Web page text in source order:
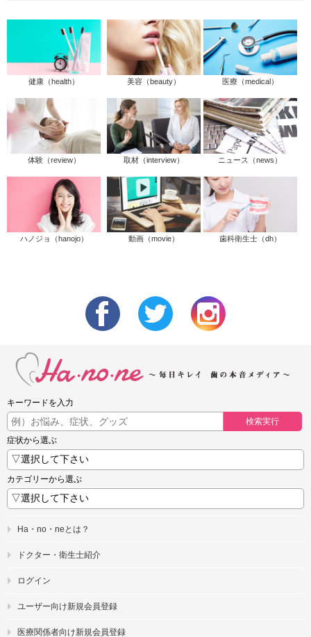
健康（health） 美容（beauty） 医療（medical）
体験（review） 取材（interview） ニュース（news）
ハノジョ（hanojo） 動画（movie） 歯科衛生士（dh）
キーワードを入力
検索実行
症状から選ぶ
カテゴリーから選ぶ
Ha・no・neとは？
ドクター・衛生士紹介
ログイン
ユーザー向け新規会員登録
医療関係者向け新規会員登録